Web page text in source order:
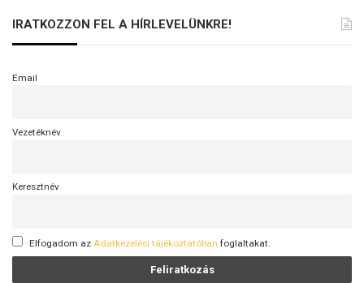
IRATKOZZON FEL A HÍRLEVELÜNKRE!
Email
Vezetéknév
Keresztnév
Elfogadom az Adatkezelési tájékoztatóban foglaltakat.